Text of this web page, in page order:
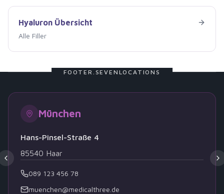
Hyaluron Übersicht
Alle Filler
Hyaluron Übersicht
FOOTER.SEVENLOCATIONS
München
Hans-Pinsel-Straße 4
85540 Haar
089 123 456 78
muenchen@medicalthree.de